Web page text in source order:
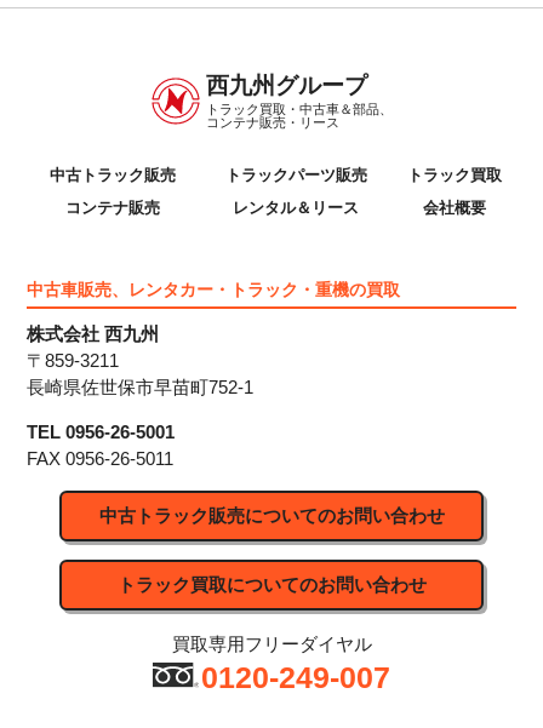
西九州グループ
トラック買取・中古車＆部品、
コンテナ販売・リース
中古トラック販売 トラックパーツ販売
トラック買取
コンテナ販売
レンタル＆リース 会社概要
中古車販売、レンタカー・トラック・重機の買取
株式会社 西九州
〒859-3211
長崎県佐世保市早苗町752-1
TEL 0956-26-5001
FAX 0956-26-5011
中古トラック販売についてのお問い合わせ
トラック買取についてのお問い合わせ
買取専用フリーダイヤル
0120-249-007